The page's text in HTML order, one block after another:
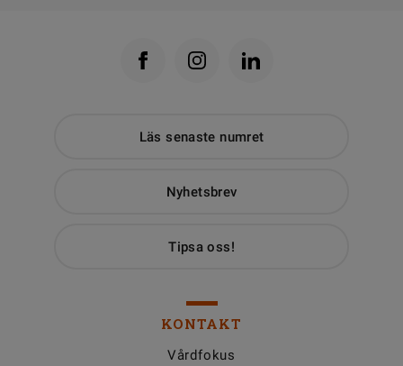
Läs senaste numret
Nyhetsbrev
Tipsa oss!
KONTAKT
Vårdfokus